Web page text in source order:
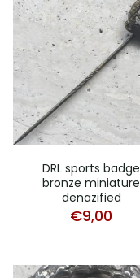
DRL sports badge
bronze miniature
denazified
€9,00